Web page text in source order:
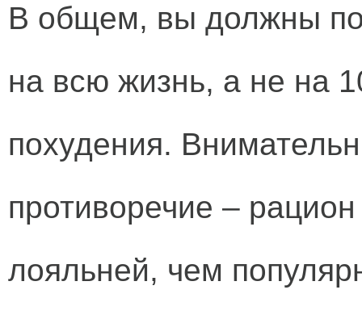
В общем, вы должны
на всю жизнь, а не на
похудения.
противоречие –
лояльней, чем